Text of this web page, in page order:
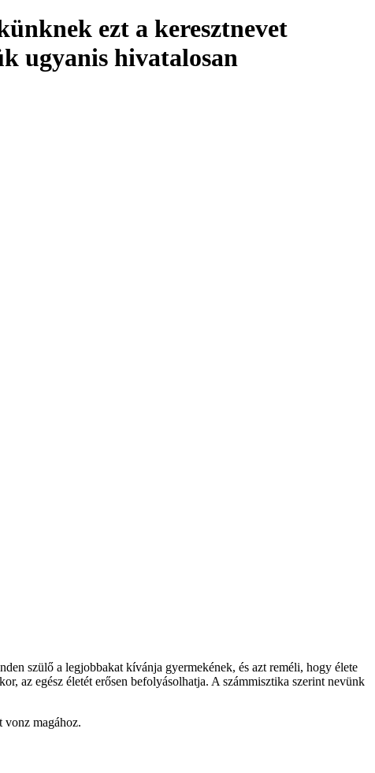
ezt a keresztnevet
ugyanis hivatalosan
szülő a legjobbakat kívánja gyermekének, és azt reméli, hogy élete
az egész életét erősen befolyásolhatja. A számmisztika szerint nevünk
vonz magához.